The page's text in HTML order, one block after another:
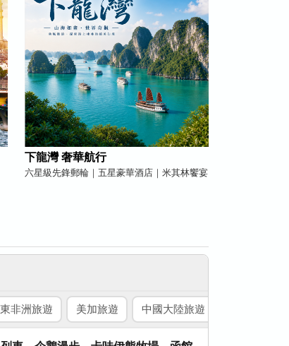
下龍灣 奢華航行
六星級先鋒郵輪｜五星豪華酒店｜米其林饗宴
非洲旅遊 美加旅遊 中國大陸旅遊